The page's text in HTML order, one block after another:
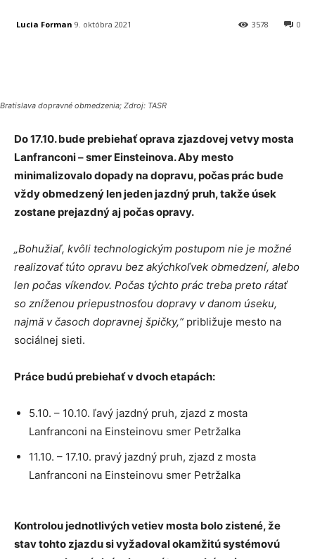
Lucia Forman 9. októbra 2021 0
3578
Bratislava dopravné obmedzenia; Zdroj: TASR
Do 17.10. bude prebiehať oprava zjazdovej vetvy mosta
Lanfranconi – smer Einsteinova. Aby mesto
minimalizovalo dopady na dopravu, počas prác bude
vždy obmedzený len jeden jazdný pruh, takže úsek
zostane prejazdný aj počas opravy.
„Bohužiaľ, kvôli technologickým postupom nie je možné
realizovať túto opravu bez akýchkoľvek obmedzení, alebo
len počas víkendov. Počas týchto prác treba preto rátať
so zníženou priepustnosťou dopravy v danom úseku,
najmä v časoch dopravnej špičky,“približuje mesto na
sociálnej sieti.
Práce budú prebiehať v dvoch etapách:
5.10. – 10.10. ľavý jazdný pruh, zjazd z mosta
Lanfranconi na Einsteinovu smer Petržalka
11.10. – 17.10. pravý jazdný pruh, zjazd z mosta
Lanfranconi na Einsteinovu smer Petržalka
Kontrolou jednotlivých vetiev mosta bolo zistené, že
stav tohto zjazdu si vyžadoval okamžitú systémovú